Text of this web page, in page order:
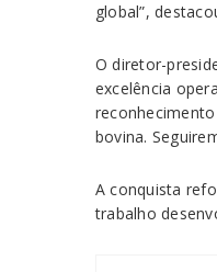
global”,
O diretor-
excelência
bovina.
A conquista
trabalho